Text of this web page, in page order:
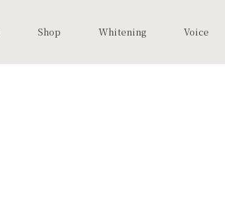
Shop Whitening Voice